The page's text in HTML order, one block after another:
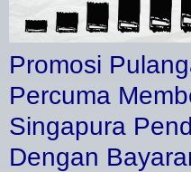
Promosi
Percuma
Singapura
Dengan